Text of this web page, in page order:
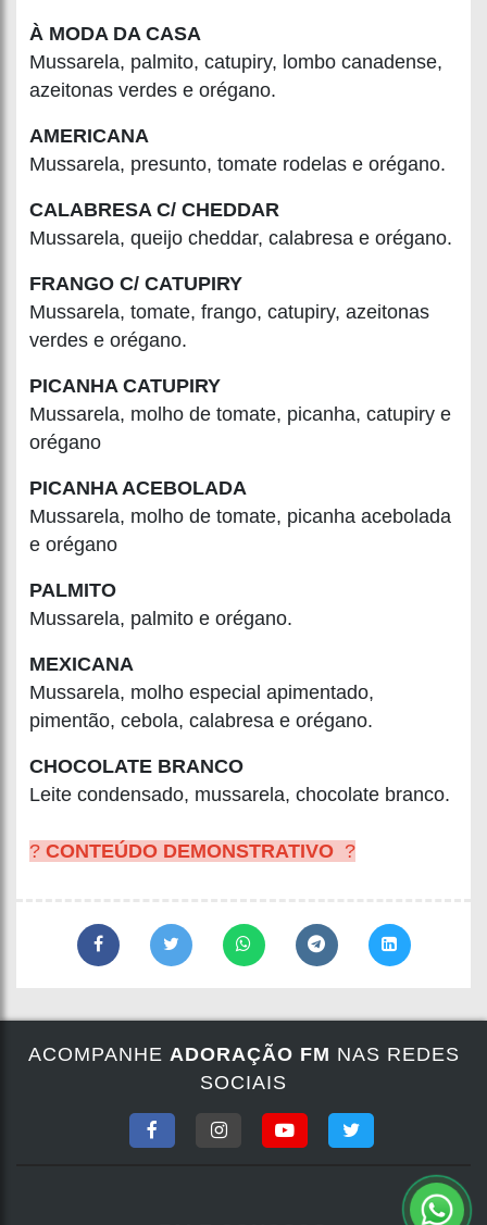
À MODA DA CASA
Mussarela, palmito, catupiry, lombo canadense,
azeitonas verdes e orégano.
AMERICANA
Mussarela, presunto, tomate rodelas e orégano.
CALABRESA C/ CHEDDAR
Mussarela, queijo cheddar, calabresa e orégano.
FRANGO C/ CATUPIRY
Mussarela, tomate, frango, catupiry, azeitonas
verdes e orégano.
PICANHA CATUPIRY
Mussarela, molho de tomate, picanha, catupiry e
orégano
PICANHA ACEBOLADA
Mussarela, molho de tomate, picanha acebolada
e orégano
PALMITO
Mussarela, palmito e orégano.
MEXICANA
Mussarela, molho especial apimentado,
pimentão, cebola, calabresa e orégano.
CHOCOLATE BRANCO
Leite condensado, mussarela, chocolate branco.
? CONTEÚDO DEMONSTRATIVO ?
ACOMPANHE ADORAÇÃO FM NAS REDES
SOCIAIS